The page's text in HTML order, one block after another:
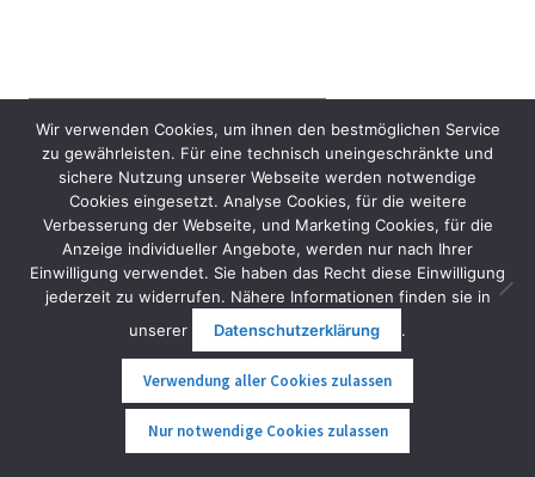
Zeigt alle 24 Ergebnisse
Wir verwenden Cookies, um ihnen den bestmöglichen Service
zu gewährleisten. Für eine technisch uneingeschränkte und
sichere Nutzung unserer Webseite werden notwendige
Cookies eingesetzt. Analyse Cookies, für die weitere
Verbesserung der Webseite, und Marketing Cookies, für die
Anzeige individueller Angebote, werden nur nach Ihrer
Einwilligung verwendet. Sie haben das Recht diese Einwilligung
jederzeit zu widerrufen. Nähere Informationen finden sie in
unserer
Datenschutzerklärung .
Verwendung aller Cookies zulassen
Nur notwendige Cookies zulassen